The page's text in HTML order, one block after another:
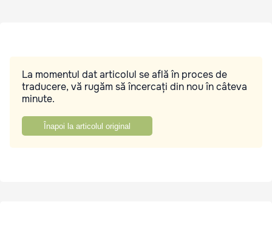
La momentul dat articolul se află în proces de
traducere, vă rugăm să încercați din nou în câteva
minute.
Înapoi la articolul original